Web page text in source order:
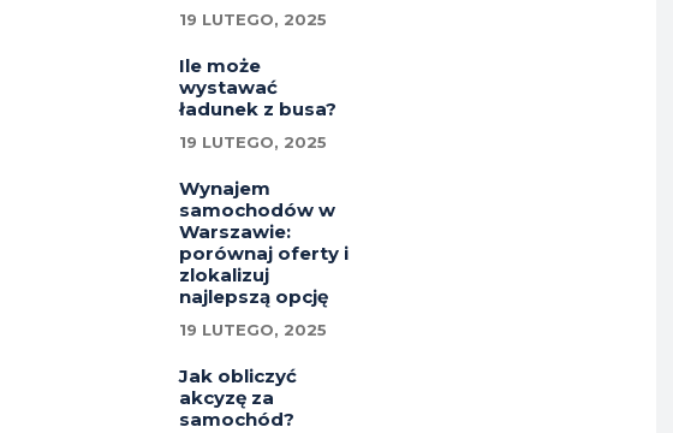
19 LUTEGO, 2025
Ile może
wystawać
ładunek z busa?
19 LUTEGO, 2025
Wynajem
samochodów w
Warszawie:
porównaj oferty i
zlokalizuj
najlepszą opcję
19 LUTEGO, 2025
Jak obliczyć
akcyzę za
samochód?